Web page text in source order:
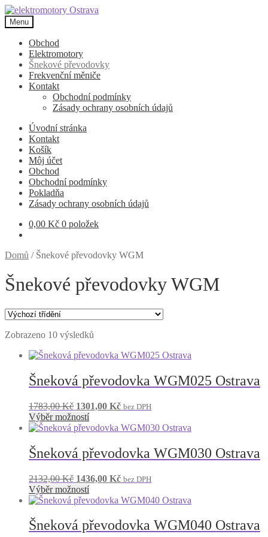
Přeskočit
na
navigaci
Přejít
k
obsahu
webu
Menu
Obchod
Elektromotory
Šnekové převodovky
Frekvenční měniče
Kontakt
Obchodní podmínky
Zásady ochrany osobních údajů
Úvodní stránka
Kontakt
Košík
Môj účet
Obchod
Obchodní podmínky
Pokladňa
Zásady ochrany osobních údajů
0,00 Kč 0 položek
Domů / Šnekové převodovky WGM
Šnekové převodovky WGM
Zobrazeno 10 výsledků
Šneková převodovka WGM025 Ostrava
1783,00Kč Původní
cena
byla:
1301,00 KčAktuální
je:
bez DPH
Výběr možnostíTento
produkt
více
variant.
lze
vybrat
na
produktu
Šneková převodovka WGM030 Ostrava
2132,00Kč Původní
cena
byla:
1436,00 KčAktuální
je:
bez DPH
Výběr možnostíTento
produkt
více
variant.
Šneková převodovka WGM040 Ostrava